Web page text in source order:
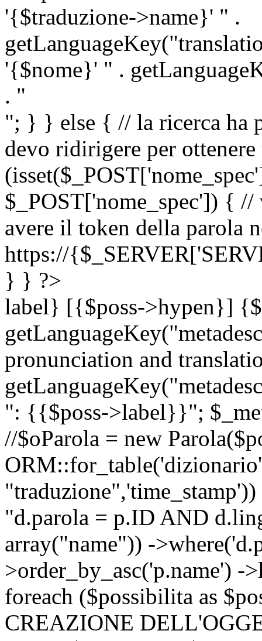
'{$traduzione->name}' " .
'{$nome}' " .
. "
"; } } else { // la ricerca ha
devo ridirigere per
$_POST['nome_spec']) {
avere il token della parola
https://
} } ?>
label} [{$poss->hypen}]
pronunciation and
": {{$poss->label}}";
//$oParola = new
"d.parola = p.ID AND
array("name")) -
>order_by_asc('p.name')
foreach ($possibilita as
CREAZIONE